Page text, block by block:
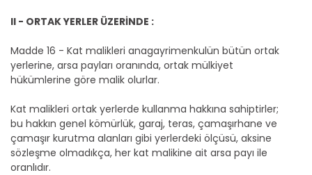
II - ORTAK YERLER ÜZERİNDE :
Madde 16 - Kat malikleri anagayrimenkulün bütün ortak
yerlerine, arsa payları oranında, ortak mülkiyet
hükümlerine göre malik olurlar.
Kat malikleri ortak yerlerde kullanma hakkına sahiptirler;
bu hakkın genel kömürlük, garaj, teras, çamaşırhane ve
çamaşır kurutma alanları gibi yerlerdeki ölçüsü, aksine
sözleşme olmadıkça, her kat malikine ait arsa payı ile
oranlıdır.